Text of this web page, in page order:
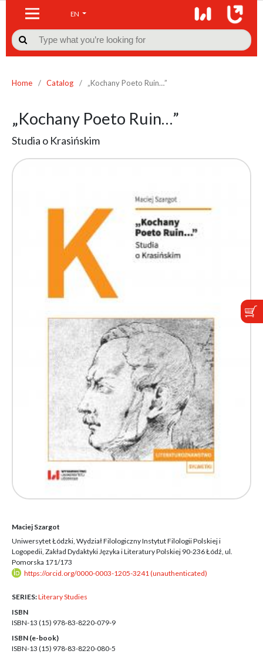
EN

Home / Catalog / „Kochany Poeto Ruin…”
„Kochany Poeto Ruin…”
Studia o Krasińskim
Maciej Szargot
Uniwersytet Łódzki, Wydział Filologiczny Instytut Filologii Polskiej i
Logopedii, Zakład Dydaktyki Języka i Literatury Polskiej 90-236 Łódź, ul.
Pomorska 171/173
https://orcid.org/0000-0003-1205-3241 (unauthenticated)
SERIES:Literary Studies
ISBN
ISBN-13 (15) 978-83-8220-079-9
ISBN (e-book)
ISBN-13 (15) 978-83-8220-080-5